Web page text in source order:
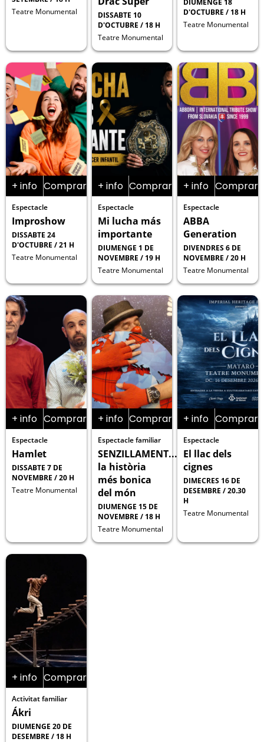
Teatre Monumental
DISSABTE 10
D'OCTUBRE / 18 H
Teatre Monumental
D'OCTUBRE / 18 H
Teatre Monumental
+ info Comprar
Espectacle
Improshow
DISSABTE 24
D'OCTUBRE / 21 H
Teatre Monumental
+ info Comprar
Espectacle
Mi lucha más
importante
DIUMENGE 1 DE
NOVEMBRE / 19 H
Teatre Monumental
+ info Comprar
Espectacle
ABBA
Generation
DIVENDRES 6 DE
NOVEMBRE / 20 H
Teatre Monumental
+ info Comprar
Espectacle
Hamlet
DISSABTE 7 DE
NOVEMBRE / 20 H
Teatre Monumental
+ info Comprar
Espectacle familiar
SENZILLAMENT...
la història
més bonica
del món
DIUMENGE 15 DE
NOVEMBRE / 18 H
Teatre Monumental
+ info Comprar
Espectacle
El llac dels
cignes
DIMECRES 16 DE
DESEMBRE / 20.30
H
Teatre Monumental
+ info Comprar
Activitat familiar
Ákri
DIUMENGE 20 DE
DESEMBRE / 18 H